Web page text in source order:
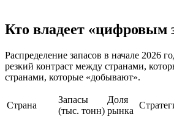
Кто владеет «цифровым
Распределение запасов в начале 2026
резкий контраст между странами,
странами, которые «добывают».
Страна
Запасы
(тыс. тонн)
Доля
рынка